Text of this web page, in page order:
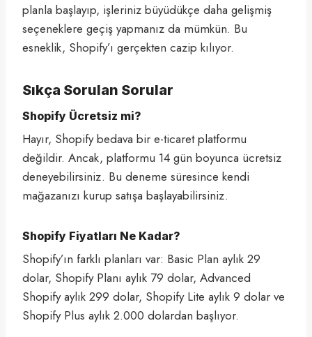
planla başlayıp, işleriniz büyüdükçe daha gelişmiş
seçeneklere geçiş yapmanız da mümkün. Bu
esneklik, Shopify’ı gerçekten cazip kılıyor.
Sıkça Sorulan Sorular
Shopify Ücretsiz mi?
Hayır, Shopify bedava bir e-ticaret platformu
değildir. Ancak, platformu 14 gün boyunca ücretsiz
deneyebilirsiniz. Bu deneme süresince kendi
mağazanızı kurup satışa başlayabilirsiniz.
Shopify Fiyatları Ne Kadar?
Shopify’ın farklı planları var: Basic Plan aylık 29
dolar, Shopify Planı aylık 79 dolar, Advanced
Shopify aylık 299 dolar, Shopify Lite aylık 9 dolar ve
Shopify Plus aylık 2.000 dolardan başlıyor.